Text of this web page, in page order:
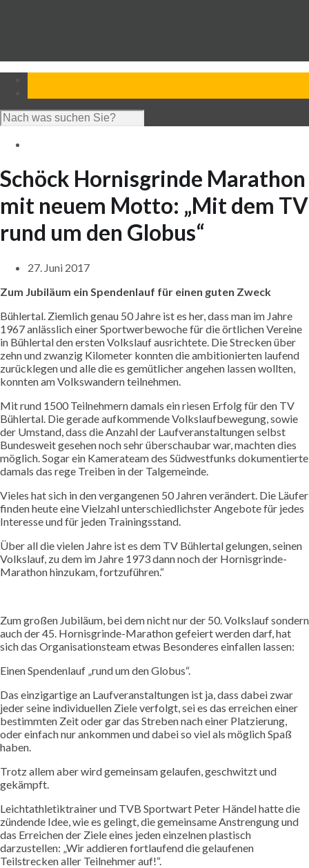
Schöck Hornisgrinde Marathon
mit neuem Motto: „Mit dem TV
rund um den Globus“
27. Juni 2017
Zum Jubiläum ein Spendenlauf für einen guten Zweck
Bühlertal. Ziemlich genau 50 Jahre ist es her, dass man im Jahre
1967 anlässlich einer Sportwerbewoche für die örtlichen Vereine
in Bühlertal den ersten Volkslauf ausrichtete. Die Strecken über
zehn und zwanzig Kilometer konnten die ambitionierten laufend
zurücklegen und alle die es gemütlicher angehen lassen wollten,
konnten am Volkswandern teilnehmen.
Mit rund 1500 Teilnehmern damals ein riesen Erfolg für den TV
Bühlertal. Die gerade aufkommende Volkslaufbewegung, sowie
der Umstand, dass die Anzahl der Laufveranstaltungen selbst
Bundesweit gesehen noch sehr überschaubar war, machten dies
möglich. Sogar ein Kamerateam des Südwestfunks dokumentierte
damals das rege Treiben in der Talgemeinde.
Vieles hat sich in den vergangenen 50 Jahren verändert. Die Läufer
finden heute eine Vielzahl unterschiedlichster Angebote für jedes
Interesse und für jeden Trainingsstand.
Über all die vielen Jahre ist es dem TV Bühlertal gelungen, seinen
Volkslauf, zu dem im Jahre 1973 dann noch der Hornisgrinde-
Marathon hinzukam, fortzuführen.“
Zum großen Jubiläum, bei dem nicht nur der 50. Volkslauf sondern
auch der 45. Hornisgrinde-Marathon gefeiert werden darf, hat
sich das Organisationsteam etwas Besonderes einfallen lassen:
Einen Spendenlauf „rund um den Globus“.
Das einzigartige an Laufveranstaltungen ist ja, dass dabei zwar
jeder seine individuellen Ziele verfolgt, sei es das erreichen einer
bestimmten Zeit oder gar das Streben nach einer Platzierung,
oder einfach nur ankommen und dabei so viel als möglich Spaß
haben.
Trotz allem aber wird gemeinsam gelaufen, geschwitzt und
gekämpft.
Leichtathletiktrainer und TVB Sportwart Peter Händel hatte die
zündende Idee, wie es gelingt, die gemeinsame Anstrengung und
das Erreichen der Ziele eines jeden einzelnen plastisch
darzustellen: „Wir addieren fortlaufend die gelaufenen
Teilstrecken aller Teilnehmer auf!“.